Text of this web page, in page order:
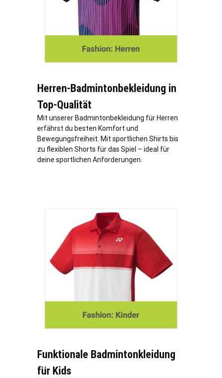
Herren-Badmintonbekleidung in
Top-Qualität
Mit unserer Badmintonbekleidung für Herren
erfährst du besten Komfort und
Bewegungsfreiheit. Mit sportlichen Shirts bis
zu flexiblen Shorts für das Spiel – ideal für
deine sportlichen Anforderungen.
Funktionale Badmintonkleidung
für Kids